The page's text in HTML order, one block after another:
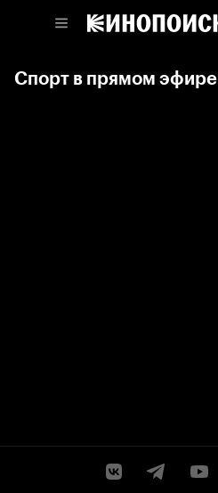
Спорт в прямом эфире